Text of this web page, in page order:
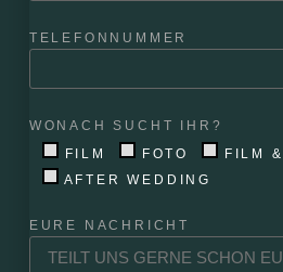
TELEFONNUMMER
WONACH SUCHT IHR?
FILM
FOTO
FILM
AFTER WEDDING
EURE NACHRICHT